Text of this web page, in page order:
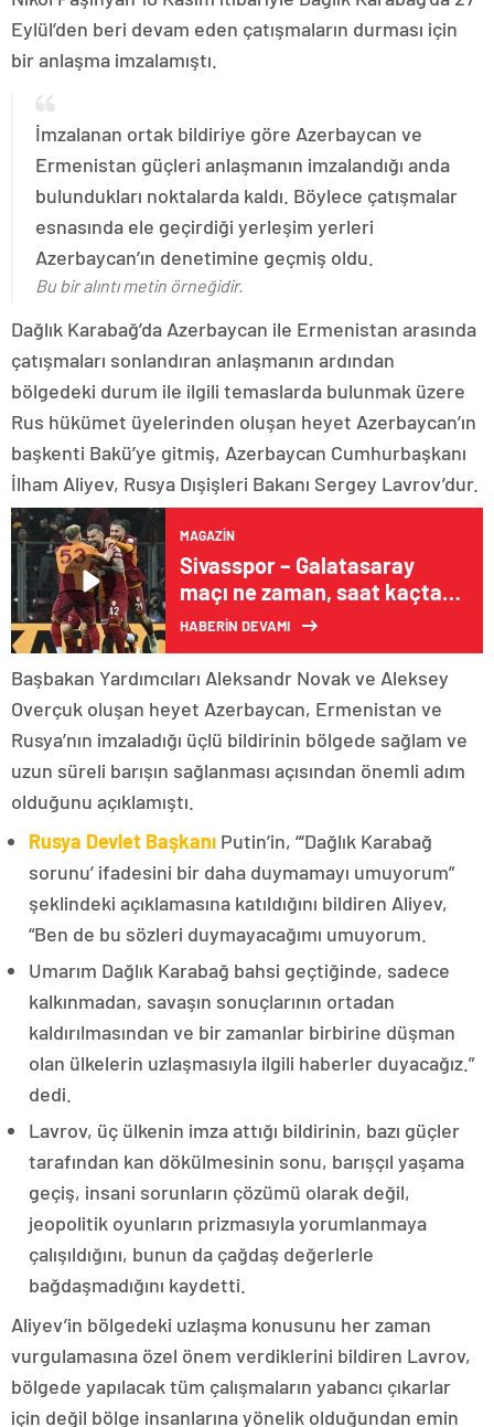
Eylül’den beri devam eden çatışmaların durması için
bir anlaşma imzalamıştı.
İmzalanan ortak bildiriye göre Azerbaycan ve
Ermenistan güçleri anlaşmanın imzalandığı anda
bulundukları noktalarda kaldı. Böylece çatışmalar
esnasında ele geçirdiği yerleşim yerleri
Azerbaycan’ın denetimine geçmiş oldu.
Bu bir alıntı metin örneğidir.
Dağlık Karabağ’da Azerbaycan ile Ermenistan arasında
çatışmaları sonlandıran anlaşmanın ardından
bölgedeki durum ile ilgili temaslarda bulunmak üzere
Rus hükümet üyelerinden oluşan heyet Azerbaycan’ın
başkenti Bakü’ye gitmiş, Azerbaycan Cumhurbaşkanı
İlham Aliyev, Rusya Dışişleri Bakanı Sergey Lavrov’dur.
MAGAZIN
Sivasspor – Galatasaray
maçı ne zaman, saat kaçta,
hangi kanalda?
HABERİN DEVAMI
Başbakan Yardımcıları Aleksandr Novak ve Aleksey
Overçuk oluşan heyet Azerbaycan, Ermenistan ve
Rusya’nın imzaladığı üçlü bildirinin bölgede sağlam ve
uzun süreli barışın sağlanması açısından önemli adım
olduğunu açıklamıştı.
Rusya Devlet Başkanı Putin’in, “‘Dağlık Karabağ
sorunu’ ifadesini bir daha duymamayı umuyorum”
şeklindeki açıklamasına katıldığını bildiren Aliyev,
“Ben de bu sözleri duymayacağımı umuyorum.
Umarım Dağlık Karabağ bahsi geçtiğinde, sadece
kalkınmadan, savaşın sonuçlarının ortadan
kaldırılmasından ve bir zamanlar birbirine düşman
olan ülkelerin uzlaşmasıyla ilgili haberler duyacağız.”
dedi.
Lavrov, üç ülkenin imza attığı bildirinin, bazı güçler
tarafından kan dökülmesinin sonu, barışçıl yaşama
geçiş, insani sorunların çözümü olarak değil,
jeopolitik oyunların prizmasıyla yorumlanmaya
çalışıldığını, bunun da çağdaş değerlerle
bağdaşmadığını kaydetti.
Aliyev’in bölgedeki uzlaşma konusunu her zaman
vurgulamasına özel önem verdiklerini bildiren Lavrov,
bölgede yapılacak tüm çalışmaların yabancı çıkarlar
için değil bölge insanlarına yönelik olduğundan emin